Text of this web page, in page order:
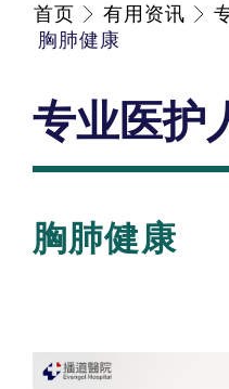
首页 有用资讯
胸肺健康
专业医护
胸肺健康